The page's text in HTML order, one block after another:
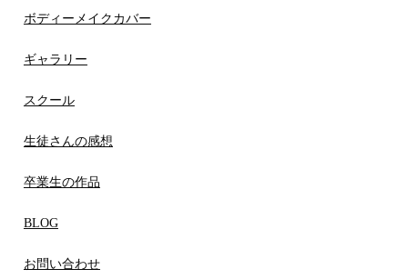
ボディーメイクカバー
ギャラリー
スクール
生徒さんの感想
卒業生の作品
BLOG
お問い合わせ